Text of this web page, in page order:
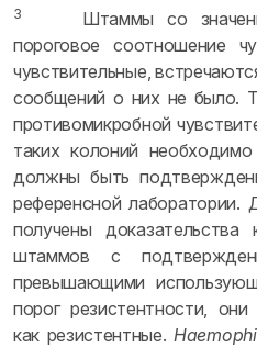
3 Штаммы со
пороговое соотношение
чувствительные,
сообщений о них не было.
противомикробной
таких колоний
должны быть
референсной
получены доказательства
штаммов с
превышающими
порог резистентности,
как резистентные.